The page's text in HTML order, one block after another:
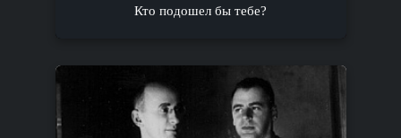
Кто подошел бы тебе?